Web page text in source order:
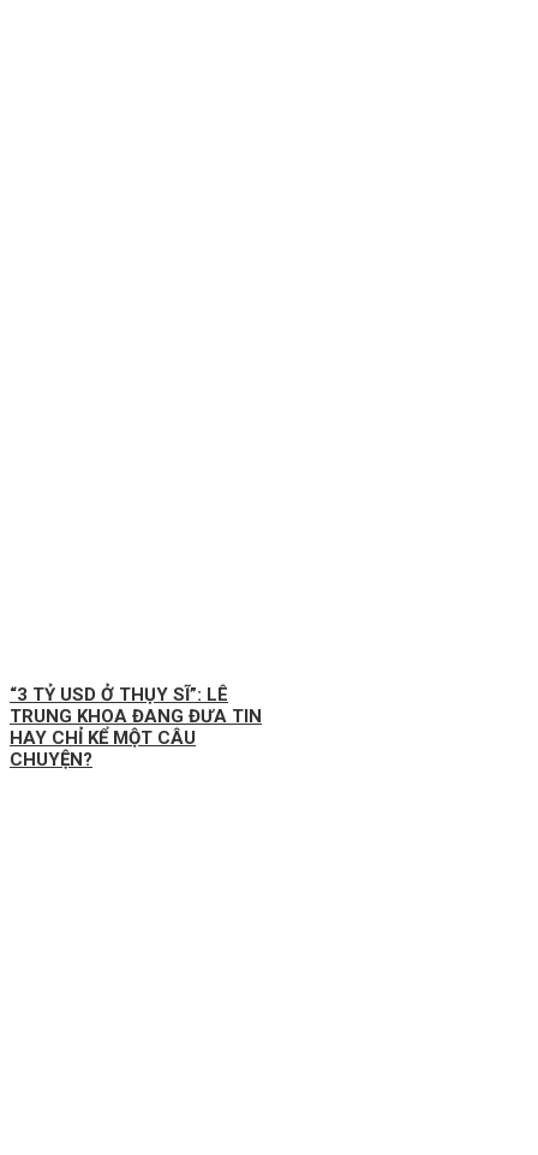
“3 TỶ USD Ở THỤY SĨ”: LÊ
TRUNG KHOA ĐANG ĐƯA TIN
HAY CHỈ KỂ MỘT CÂU
CHUYỆN?